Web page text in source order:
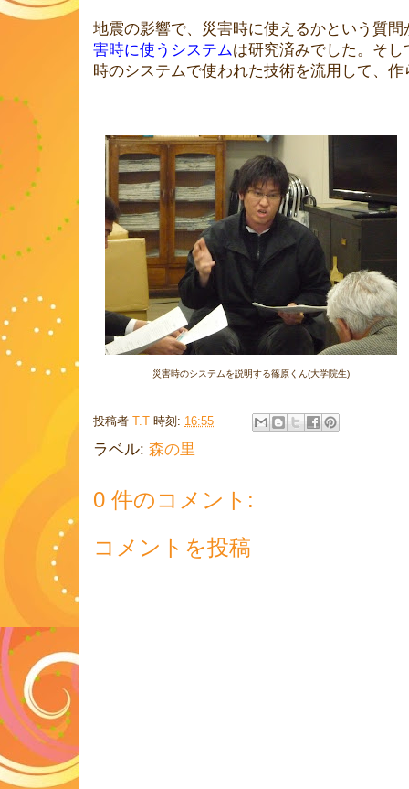
地震の影響で、災害時に使えるかという質
害時に使うシステムは研究済みでした。そ
時のシステムで使われた技術を流用して、
災害時のシステムを説明する篠原くん(大学院生)
投稿者 T.T 時刻: 16:55
ラベル: 森の里
0 件のコメント:
コメントを投稿